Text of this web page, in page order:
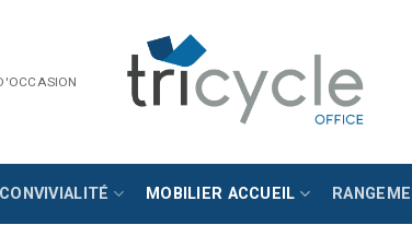
CONVIVIALITÉ MOBILIER ACCUEIL